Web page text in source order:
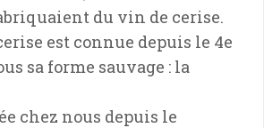
du vin de cerise.
est connue depuis le 4e
sa forme sauvage : la
chez nous depuis le